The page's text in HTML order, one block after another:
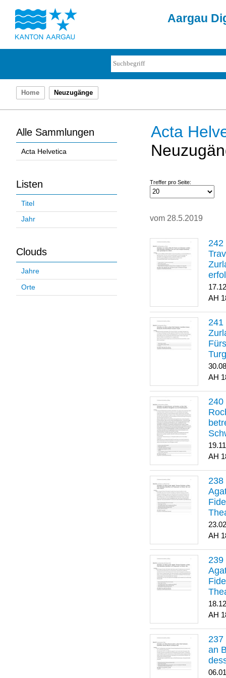
Aargau
Home Neuzugänge
Alle Sammlungen
Acta Helvetica
Listen
Titel
Jahr
Clouds
Jahre
Orte
Acta
Treffer pro Seite:
vom 28.5.2019
an